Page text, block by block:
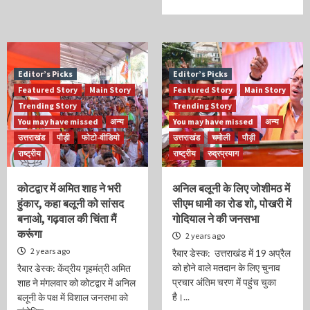
Editor’s Picks
Featured Story
Main Story
Trending Story
You may have missed
अन्य
उत्तराखंड
पौड़ी
फोटो-वीडियो
राष्ट्रीय
कोटद्वार में अमित शाह ने भरी
हुंकार, कहा बलूनी को सांसद
बनाओ, गढ़वाल की चिंता मैं
करूंगा
2 years ago
रैबार डेस्क: केंद्रीय गृहमंत्री अमित
शाह ने मंगलवार को कोटद्वार में अनिल
बलूनी के पक्ष में विशाल जनसभा को
Editor’s Picks
Featured Story
Main Story
Trending Story
You may have missed
अन्य
उत्तराखंड
चमोली
पौड़ी
राष्ट्रीय
रुद्रप्रयाग
अनिल बलूनी के लिए जोशीमठ में
सीएम धामी का रोड शो, पोखरी में
गोदियाल ने की जनसभा
2 years ago
रैबार डेस्क: उत्तराखंड में 19 अप्रैल
को होने वाले मतदान के लिए चुनाव
प्रचार अंतिम चरण में पहुंच चुका
है।...